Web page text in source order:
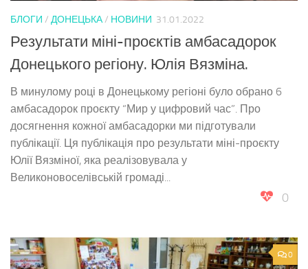
БЛОГИ / ДОНЕЦЬКА/ НОВИНИ 31.01.2022
Результати міні-проєктів амбасадорок
Донецького регіону. Юлія Вязміна.
В минулому році в Донецькому регіоні було обрано 6
амбасадорок проєкту “Мир у цифровий час”. Про
досягнення кожної амбасадорки ми підготували
публікації. Ця публікація про результати міні-проєкту
Юлії Вязміної, яка реалізовувала у
Великоновоселівській громаді...
0
0